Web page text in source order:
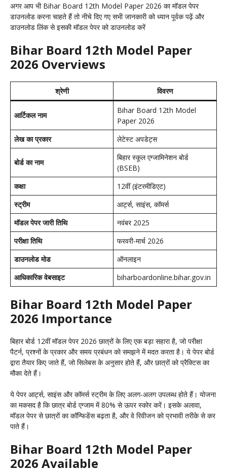
अगर आप भी Bihar Board 12th Model Paper 2026 का मॉडल पेपर
डाउनलोड करना चाहते हैं तो नीचे दिए गए सभी जानकारी को ध्यान पूर्वक पढ़ें और
डाउनलोड लिंक से इसकी मॉडल पेपर को डाउनलोड करें
Bihar Board 12th Model Paper
2026 Overviews
श्रेणी विवरण
आर्टिकल नाम
Bihar Board 12th Model
Paper 2026
लेख का प्रकार
लेटेस्ट अपडेट्स
बोर्ड का नाम
बिहार स्कूल एग्जामिनेशन बोर्ड
(BSEB)
कक्षा
12वीं (इंटरमीडिएट)
स्ट्रीम
आर्ट्स, साइंस, कॉमर्स
मॉडल पेपर जारी तिथि
नवंबर 2025
परीक्षा तिथि
फरवरी-मार्च 2026
डाउनलोड मोड
ऑनलाइन
आधिकारिक वेबसाइट
biharboardonline.bihar.gov.in
Bihar Board 12th Model Paper
2026 Importance
बिहार बोर्ड 12वीं मॉडल पेपर 2026 छात्रों के लिए एक बड़ा सहारा है, जो परीक्षा
पैटर्न, प्रश्नों के प्रकार और समय प्रबंधन को समझने में मदत करता है। ये पेपर बोर्ड
द्वारा तैयार किए जाते हैं, जो सिलेबस के अनुसार होते हैं, और छात्रों को प्रैक्टिस का
मौका देते हैं।
ये पेपर आर्ट्स, साइंस और कॉमर्स स्ट्रीम के लिए अलग-अलग उपलब्ध होते हैं। योजना
का मकसद है कि छात्र बोर्ड एग्जाम में 80% से ऊपर स्कोर करें। इसके अलावा,
मॉडल पेपर से छात्रों का कॉन्फिडेंस बढ़ता है, और वे रिवीजन को प्रभावी तरीके से कर
पाते हैं।
Bihar Board 12th Model Paper
2026 Available